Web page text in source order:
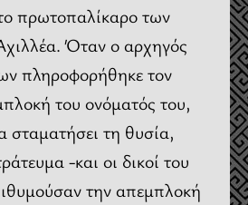
πρωτοπαλίκαρο των
Όταν ο αρχηγός
πληροφορήθηκε τον
του ονόματός του,
τη θυσία,
-και οι δικοί του
την απεμπλοκή